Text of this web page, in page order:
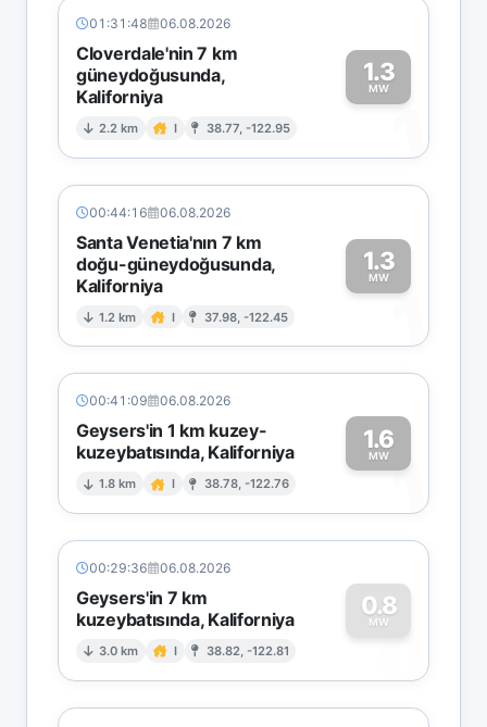
01:31:48 06.08.2026
Cloverdale'nin 7 km
güneydoğusunda,
Kaliforniya
2.2 km I 38.77, -122.95
1.3
MW
1
00:44:16 06.08.2026
Santa Venetia'nın 7 km
doğu-güneydoğusunda,
Kaliforniya
1.2 km I 37.98, -122.45
1.3
MW
1
00:41:09 06.08.2026
Geysers'in 1 km kuzey-
kuzeybatısında, Kaliforniya
1.8 km I 38.78, -122.76
1.6
MW1
00:29:36 06.08.2026
Geysers'in 7 km
kuzeybatısında, Kaliforniya
3.0 km I 38.82, -122.81
0.8
MW
0